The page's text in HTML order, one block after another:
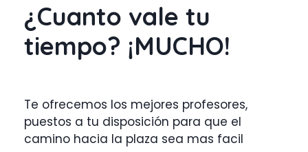
¿Cuanto vale tu
tiempo? ¡MUCHO!
Te ofrecemos los mejores profesores,
puestos a tu disposición para que el
camino hacia la plaza sea mas facil